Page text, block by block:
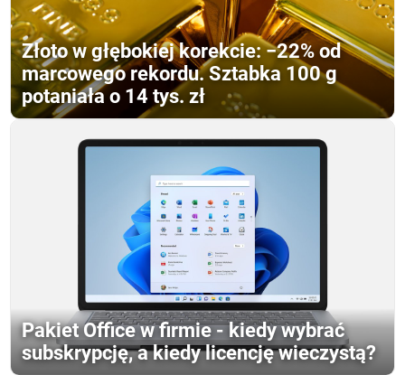
Złoto w głębokiej korekcie: −22% od
marcowego rekordu. Sztabka 100 g
potaniała o 14 tys. zł
Pakiet Office w firmie - kiedy wybrać
subskrypcję, a kiedy licencję wieczystą?